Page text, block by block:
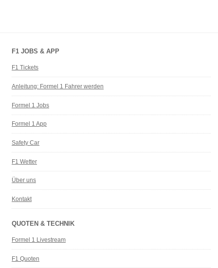
F1 JOBS & APP
F1 Tickets
Anleitung: Formel 1 Fahrer werden
Formel 1 Jobs
Formel 1 App
Safety Car
F1 Wetter
Über uns
Kontakt
QUOTEN & TECHNIK
Formel 1 Livestream
F1 Quoten